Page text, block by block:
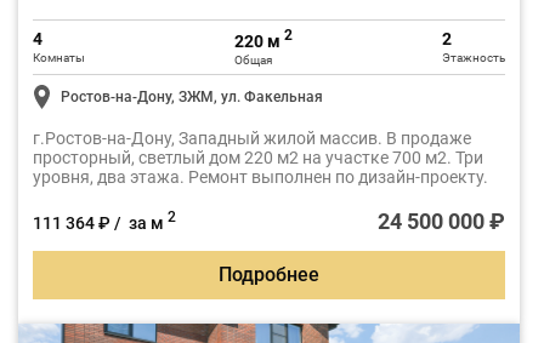
4
Комнаты
220 м 2
Общая
2
Этажность
Ростов-на-Дону, ЗЖМ, ул. Факельная
г.Ростов-на-Дону, Западный жилой массив. В продаже
просторный, светлый дом 220 м2 на участке 700 м2. Три
уровня, два этажа. Ремонт выполнен по дизайн-проекту.
111 364 ₽ / за м 2 24 500 000 ₽
Подробнее